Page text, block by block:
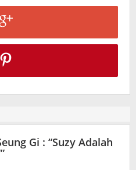
Gi : “Suzy Adalah
”